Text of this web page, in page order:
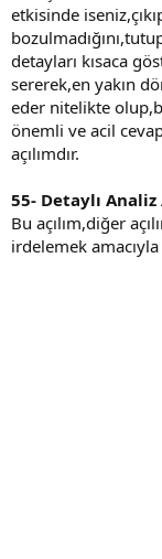
etkisinde
detayları kısaca
sererek,en yakın
eder nitelikte
önemli ve acil
açılımdır.
55- Detaylı Analiz
Bu açılım,diğer
irdelemek amacıyla